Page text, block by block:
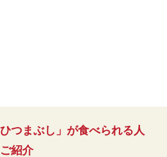
つまぶし」が食べられる人
紹介